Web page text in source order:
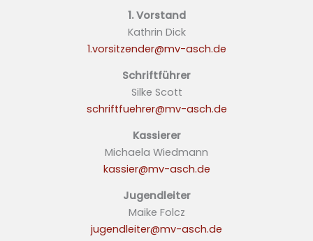
1. Vorstand
Kathrin Dick
1.vorsitzender@mv-asch.de
Schriftführer
Silke Scott
schriftfuehrer@mv-asch.de
Kassierer
Michaela Wiedmann
kassier@mv-asch.de
Jugendleiter
Maike Folcz
jugendleiter@mv-asch.de